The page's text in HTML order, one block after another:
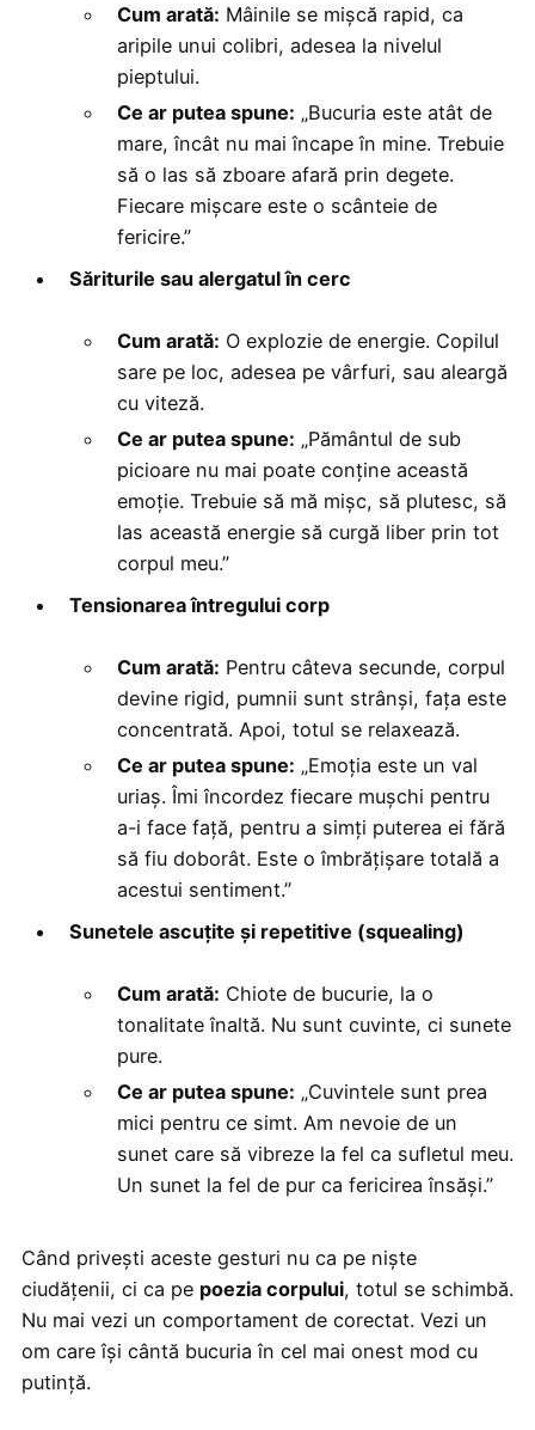
Cum arată: Mâinile se mișcă rapid, ca
aripile unui colibri, adesea la nivelul
pieptului.
Ce ar putea spune: „Bucuria este atât de
mare, încât nu mai încape în mine. Trebuie
să o las să zboare afară prin degete.
Fiecare mișcare este o scânteie de
fericire.”
Săriturile sau alergatul în cerc
Cum arată: O explozie de energie. Copilul
sare pe loc, adesea pe vârfuri, sau aleargă
cu viteză.
Ce ar putea spune: „Pământul de sub
picioare nu mai poate conține această
emoție. Trebuie să mă mișc, să plutesc, să
las această energie să curgă liber prin tot
corpul meu.”
Tensionarea întregului corp
Cum arată: Pentru câteva secunde, corpul
devine rigid, pumnii sunt strânși, fața este
concentrată. Apoi, totul se relaxează.
Ce ar putea spune: „Emoția este un val
uriaș. Îmi încordez fiecare mușchi pentru
a-i face față, pentru a simți puterea ei fără
să fiu doborât. Este o îmbrățișare totală a
acestui sentiment.”
Sunetele ascuțite și repetitive (squealing)
Cum arată: Chiote de bucurie, la o
tonalitate înaltă. Nu sunt cuvinte, ci sunete
pure.
Ce ar putea spune: „Cuvintele sunt prea
mici pentru ce simt. Am nevoie de un
sunet care să vibreze la fel ca sufletul meu.
Un sunet la fel de pur ca fericirea însăși.”
Când privești aceste gesturi nu ca pe niște
ciudățenii, ci ca pe poezia corpului, totul se schimbă.
Nu mai vezi un comportament de corectat. Vezi un
om care își cântă bucuria în cel mai onest mod cu
putință.